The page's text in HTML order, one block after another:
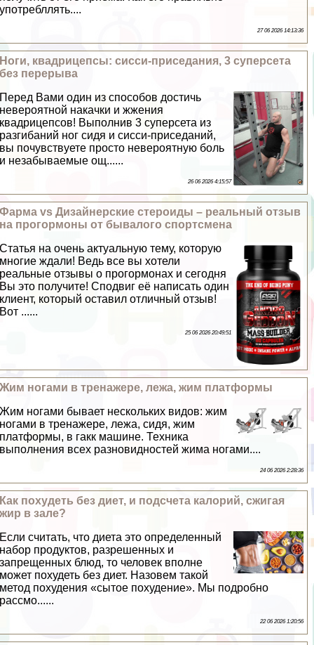
употрeбллять....
27 06 2026 14:13:36
Ноги, квадрицепсы: сисси-приседания, 3 суперсета
без перерыва
Перед Вами один из способов достичь
невероятной накачки и жжения
квадрицепсов! Выполнив 3 суперсета из
разгибаний ног сидя и сисси-приседаний,
вы почувствуете просто невероятную боль
и незабываемые ощ......
26 06 2026 4:15:57
Фарма vs Дизайнерские стероиды – реальный отзыв
на прогормоны от бывалого спортсмена
Статья на очень актуальную тему, которую
многие ждали! Ведь все вы хотели
реальные отзывы о прогормонах и сегодня
Вы это получите! Сподвиг её написать один
клиент, который оставил отличный отзыв!
Вот ......
25 06 2026 20:49:51
Жим ногами в тренажере, лежа, жим платформы
Жим ногами бывает нескольких видов: жим
ногами в тренажере, лежа, сидя, жим
платформы, в гакк машине. Техника
выполнения всех разновидностей жима ногами....
24 06 2026 2:28:36
Как похудеть без диет, и подсчета калорий, сжигая
жир в зале?
Если считать, что диета это определенный
набор продуктов, разрешенных и
запрещенных блюд, то человек вполне
может похудеть без диет. Назовем такой
метод похудения «сытое похудение». Мы подробно
рассмо......
22 06 2026 1:20:56